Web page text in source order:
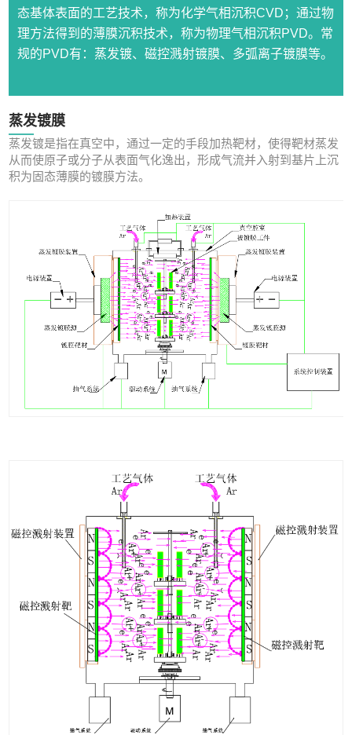
态基体表面的工艺技术，称为化学气相沉积CVD；通过物
理方法得到的薄膜沉积技术，称为物理气相沉积PVD。常
规的PVD有：蒸发镀、磁控溅射镀膜、多弧离子镀膜等。
蒸发镀膜
蒸发镀是指在真空中，通过一定的手段加热靶材，使得靶材蒸发
从而使原子或分子从表面气化逸出，形成气流并入射到基片上沉
积为固态薄膜的镀膜方法。